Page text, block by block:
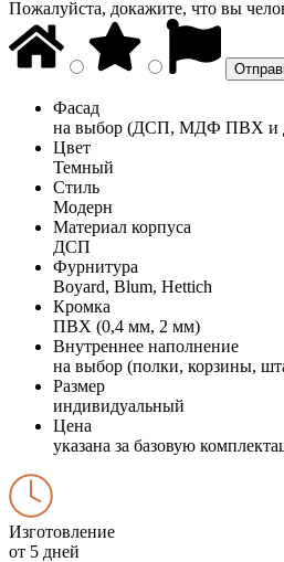
Пожалуйста, докажите, что вы
Фасад
на выбор (ДСП, МДФ ПВХ и
Цвет
Темный
Стиль
Модерн
Материал корпуса
ДСП
Фурнитура
Boyard, Blum, Hettich
Кромка
ПВХ (0,4 мм, 2 мм)
Внутреннее наполнение
на выбор (полки, корзины,
Размер
индивидуальный
Цена
указана за базовую
Изготовление
от 5 дней